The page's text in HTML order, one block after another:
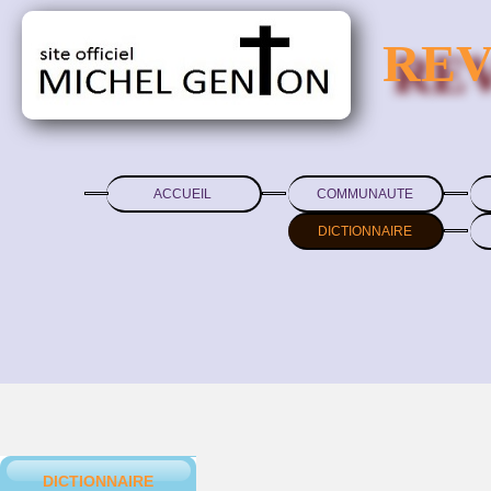
ACCUEIL COMMUNAUTE
DICTIONNAIRE
DICTIONNAIRE